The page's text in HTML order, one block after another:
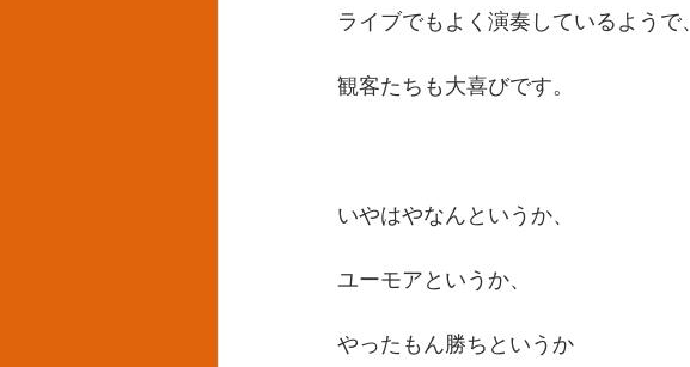
ライブでもよく演奏しているよう
観客たちも大喜びです。
いやはやなんというか、
ユーモアというか、
やったもん勝ちというか